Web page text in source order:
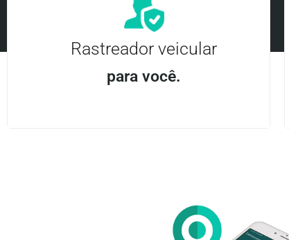
Rastreador veicular
para você.
Entre em contato